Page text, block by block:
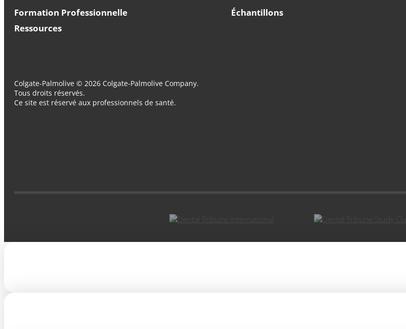
Formation Professionnelle
Ressources
Échantillons
Colgate-Palmolive © 2026 Colgate-Palmolive Company.
Tous droits réservés.
Ce site est réservé aux professionnels de santé.